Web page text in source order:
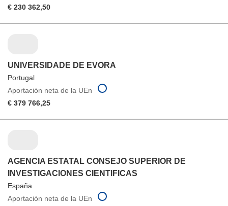
€ 230 362,50
UNIVERSIDADE DE EVORA
Portugal
Aportación neta de la UEn
€ 379 766,25
AGENCIA ESTATAL CONSEJO SUPERIOR DE
INVESTIGACIONES CIENTIFICAS
España
Aportación neta de la UEn